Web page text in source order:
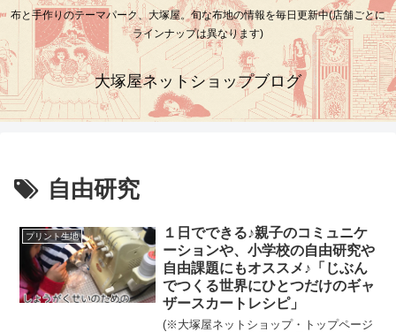
布と手作りのテーマパーク、大塚屋。旬な布地の情報を毎日更新中(店舗ごとに
ラインナップは異なります)
大塚屋ネットショップブログ
自由研究
プリント生地
１日でできる♪親子のコミュニケ
ーションや、小学校の自由研究や
自由課題にもオススメ♪「じぶん
でつくる世界にひとつだけのギャ
ザースカートレシピ」
(※大塚屋ネットショップ・トップページ